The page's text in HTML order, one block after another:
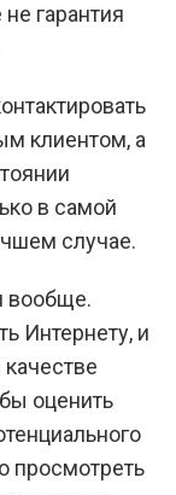
гарантия
клиентом, а
в самой
случае.
вообще.
Интернету, и
оценить
просмотреть